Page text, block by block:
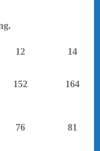
12 14
152 164
76 81